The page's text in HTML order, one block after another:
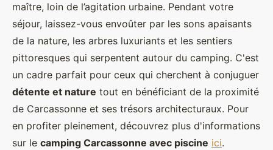
maître, loin de l’agitation urbaine. Pendant votre
séjour, laissez-vous envoûter par les sons apaisants
de la nature, les arbres luxuriants et les sentiers
pittoresques qui serpentent autour du camping. C'est
un cadre parfait pour ceux qui cherchent à conjuguer
détente et nature tout en bénéficiant de la proximité
de Carcassonne et ses trésors architecturaux. Pour
en profiter pleinement, découvrez plus d'informations
sur le camping Carcassonne avec piscine ici.